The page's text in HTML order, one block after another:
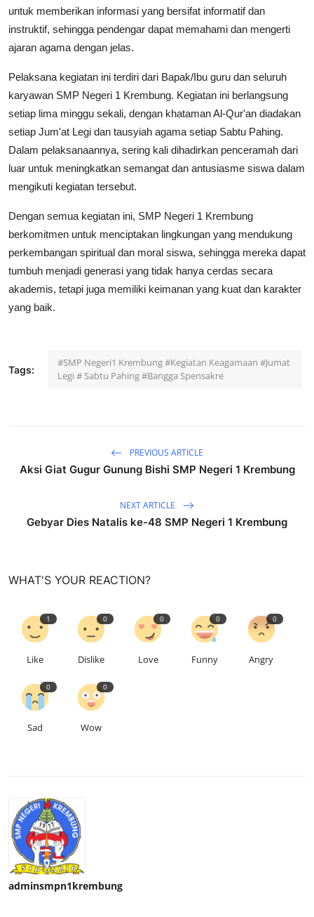
untuk memberikan informasi yang bersifat informatif dan
instruktif, sehingga pendengar dapat memahami dan mengerti
ajaran agama dengan jelas.
Pelaksana kegiatan ini terdiri dari Bapak/Ibu guru dan seluruh
karyawan SMP Negeri 1 Krembung. Kegiatan ini berlangsung
setiap lima minggu sekali, dengan khataman Al-Qur'an diadakan
setiap Jum'at Legi dan tausyiah agama setiap Sabtu Pahing.
Dalam pelaksanaannya, sering kali dihadirkan penceramah dari
luar untuk meningkatkan semangat dan antusiasme siswa dalam
mengikuti kegiatan tersebut.
Dengan semua kegiatan ini, SMP Negeri 1 Krembung
berkomitmen untuk menciptakan lingkungan yang mendukung
perkembangan spiritual dan moral siswa, sehingga mereka dapat
tumbuh menjadi generasi yang tidak hanya cerdas secara
akademis, tetapi juga memiliki keimanan yang kuat dan karakter
yang baik.
Tags:
#SMP Negeri1 Krembung #Kegiatan Keagamaan #Jumat
Legi # Sabtu Pahing #Bangga Spensakre
PREVIOUS ARTICLE
Aksi Giat Gugur Gunung Bishi SMP Negeri 1 Krembung
NEXT ARTICLE
Gebyar Dies Natalis ke-48 SMP Negeri 1 Krembung
WHAT'S YOUR REACTION?
1
Like
0
Dislike
0
Love
0
Funny
0
Angry
0
Sad
0
Wow
adminsmpn1krembung